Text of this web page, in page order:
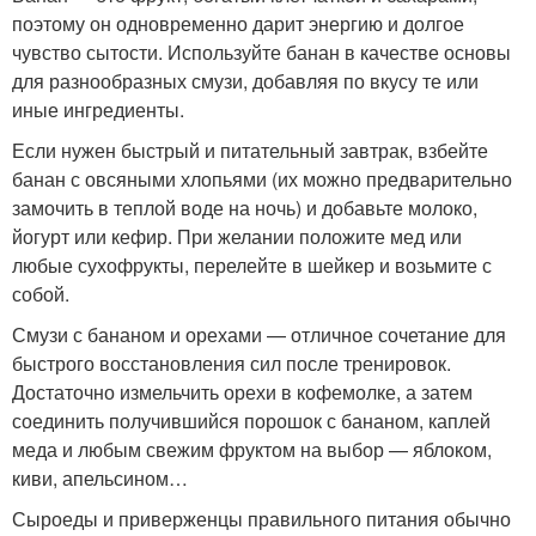
поэтому он одновременно дарит энергию и долгое
чувство сытости. Используйте банан в качестве основы
для разнообразных смузи, добавляя по вкусу те или
иные ингредиенты.
Если нужен быстрый и питательный завтрак, взбейте
банан с овсяными хлопьями (их можно предварительно
замочить в теплой воде на ночь) и добавьте молоко,
йогурт или кефир. При желании положите мед или
любые сухофрукты, перелейте в шейкер и возьмите с
собой.
Смузи с бананом и орехами — отличное сочетание для
быстрого восстановления сил после тренировок.
Достаточно измельчить орехи в кофемолке, а затем
соединить получившийся порошок с бананом, каплей
меда и любым свежим фруктом на выбор — яблоком,
киви, апельсином…
Сыроеды и приверженцы правильного питания обычно